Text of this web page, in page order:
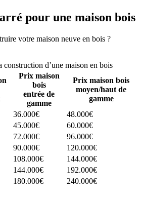
pour une maison bois
votre maison neuve en bois ?
d’une maison en bois
Prix maison
bois
entrée de
gamme
Prix maison bois
moyen/haut de
gamme
36.000€
48.000€
45.000€
60.000€
72.000€
96.000€
90.000€
120.000€
108.000€
144.000€
144.000€
192.000€
180.000€ 240.000€